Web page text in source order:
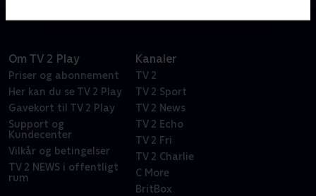
Om TV 2 Play
Priser og abonnement
Her kan du se TV 2 Play
Gavekort til TV 2 Play
Support og
Kundecenter
Vilkår og betingelser
TV 2 NEWS i offentligt
rum
Kanaler
TV 2
TV 2 Sport
TV 2 News
TV 2 Echo
TV 2 Fri
TV 2 Charlie
C More
BritBox